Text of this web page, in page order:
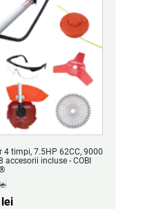
timpi, 7.5HP 62CC, 9000
incluse - COBI
leiPrețul